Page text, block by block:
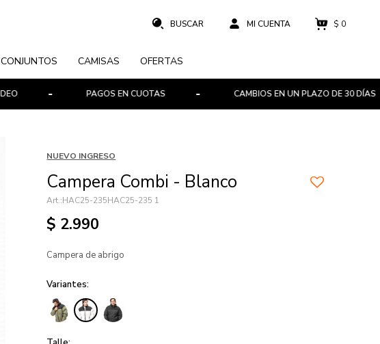
CONJUNTOS CAMISAS OFERTAS
$ 0
PAGOS EN CUOTAS CAMBIOS EN UN PLAZO DE 30 DÍAS
NUEVO INGRESO
Campera Combi - Blanco
HAC25-235HAC25-235 1
$ 2.990
Campera de abrigo
Variantes: